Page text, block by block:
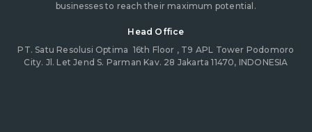
businesses to reach their maximum potential.
Head Office
PT. Satu Resolusi Optima 16th Floor , T9 APL Tower Podomoro
City. Jl. Let Jend S. Parman Kav. 28 Jakarta 11470, INDONESIA